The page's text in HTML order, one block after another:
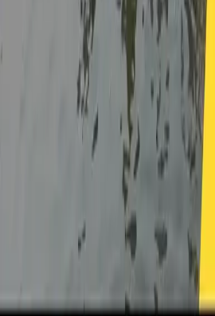
2 月 20日起，本會將開放未曾在本
冊，歡迎有興趣者報名參與。
2026-02-20